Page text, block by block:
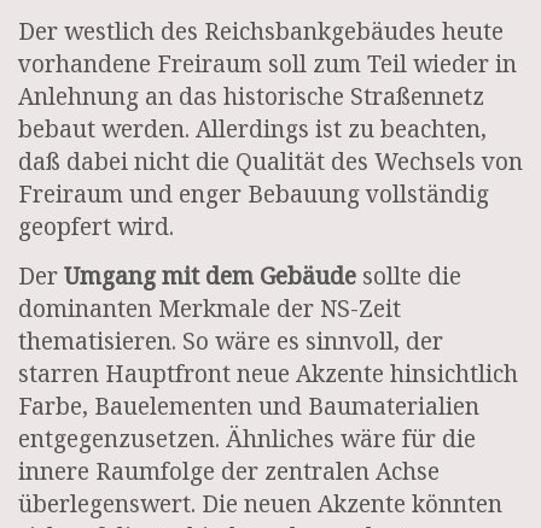
Der westlich des Reichsbankgebäudes heute
vorhandene Freiraum soll zum Teil wieder in
Anlehnung an das historische Straßennetz
bebaut werden. Allerdings ist zu beachten,
daß dabei nicht die Qualität des Wechsels von
Freiraum und enger Bebauung vollständig
geopfert wird.
DerUmgang mit dem Gebäude sollte die
dominanten Merkmale der NS-Zeit
thematisieren. So wäre es sinnvoll, der
starren Hauptfront neue Akzente hinsichtlich
Farbe, Bauelementen und Baumaterialien
entgegenzusetzen. Ähnliches wäre für die
innere Raumfolge der zentralen Achse
überlegenswert. Die neuen Akzente könnten